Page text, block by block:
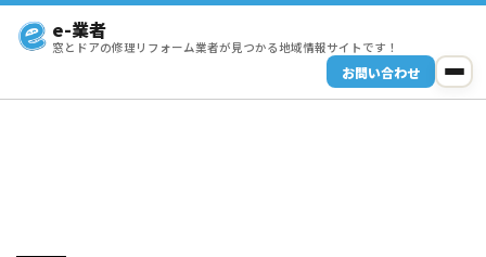
e-業者
窓とドアの修理リフォーム業者が見つかる地域情報サイトです！
お問い合わせ